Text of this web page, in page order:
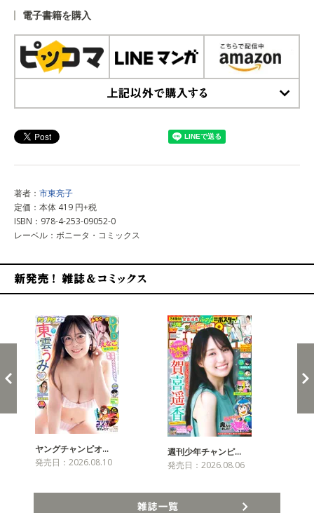
電子書籍を購入
著者： 市東亮子
定価：本体 419 円+税
ISBN：978-4-253-09052-0
レーベル：ボニータ・コミックス
ヤングチャンピオ…
発売日：2026.08.10
週刊少年チャンピ…
発売日：2026.08.06